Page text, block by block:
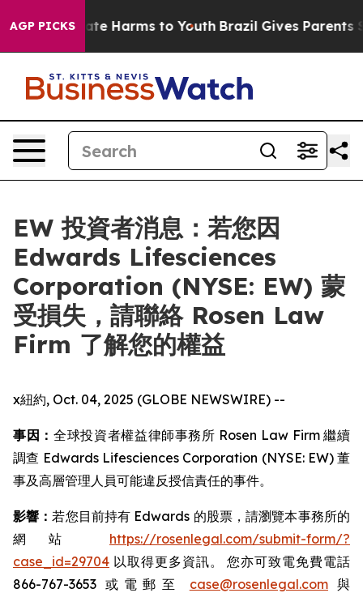
AGP PICKS
to Abate Harms to Youth Brazil Gives Parents
EW 投資者消息：若您因
Edwards Lifesciences
Corporation (NYSE: EW) 蒙
受損失，請聯絡 Rosen Law
Firm 了解您的權益
x紐約, Oct. 04, 2025 (GLOBE NEWSWIRE) --
事因： 全球投資者權益律師事務所 Rosen Law Firm 繼續
調查 Edwards Lifesciences Corporation (NYSE: EW) 董
事及高層管理人員可能違反授信責任的事件。
影響：若您目前持有 Edwards 的股票，請瀏覽本事務所的
網站 https://rosenlegal.com/submit-form/?
case_id=29704 以取得更多資訊。 您亦可致電免費電話
866-767-3653 或電郵至 case@rosenlegal.com與